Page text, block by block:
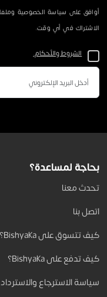
الاشتراك في أي وقت.
الشروط والأحكام.
بحاجة لمساعدة؟
تحدث معنا
اتصل بنا
كيف تتسوق على Bishyaka؟
كيف تدفع على Bishyaka؟
سياسة الاسترجاع والاسترداد